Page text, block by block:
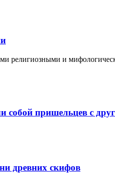
религиозными и
собой пришельцев с
древних скифов